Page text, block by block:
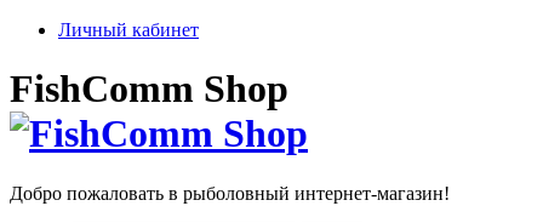
Личный кабинет
FishComm Shop
Добро пожаловать в рыболовный интернет-магазин!